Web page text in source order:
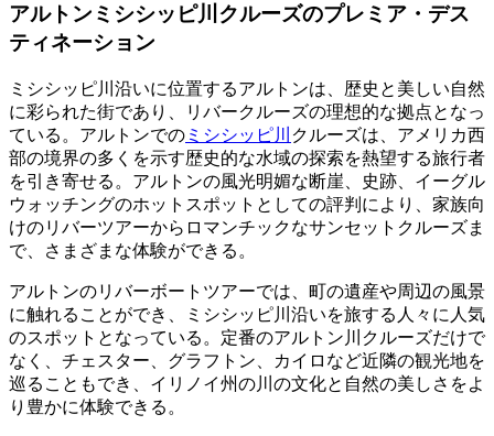
アルトンミシシッピ川クルーズのプレミア・デス
ティネーション
ミシシッピ川沿いに位置するアルトンは、歴史と美しい自然
に彩られた街であり、リバークルーズの理想的な拠点となっ
ている。アルトンでの ミシシッピ川
クルーズは、アメリカ西
部の境界の多くを示す歴史的な水域の探索を熱望する旅行者
を引き寄せる。アルトンの風光明媚な断崖、史跡、イーグル
ウォッチングのホットスポットとしての評判により、家族向
けのリバーツアーからロマンチックなサンセットクルーズま
で、さまざまな体験ができる。
アルトンのリバーボートツアーでは、町の遺産や周辺の風景
に触れることができ、ミシシッピ川沿いを旅する人々に人気
のスポットとなっている。定番のアルトン川クルーズだけで
なく、チェスター、グラフトン、カイロなど近隣の観光地を
巡ることもでき、イリノイ州の川の文化と自然の美しさをよ
り豊かに体験できる。